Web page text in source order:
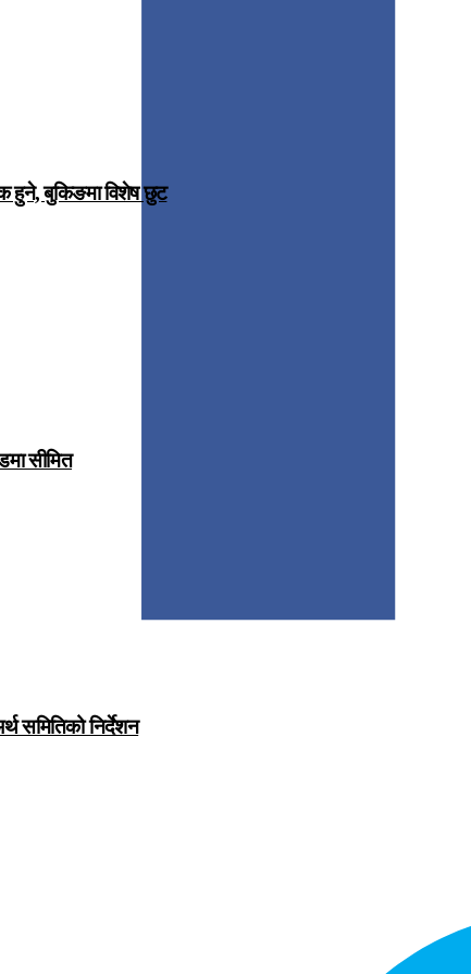
हुने, बुकिङमा विशेष छुट
सीमित
समितिको निर्देशन